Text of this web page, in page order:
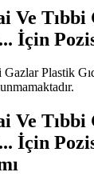
Ve
İçin
Plastik
Ve
İçin